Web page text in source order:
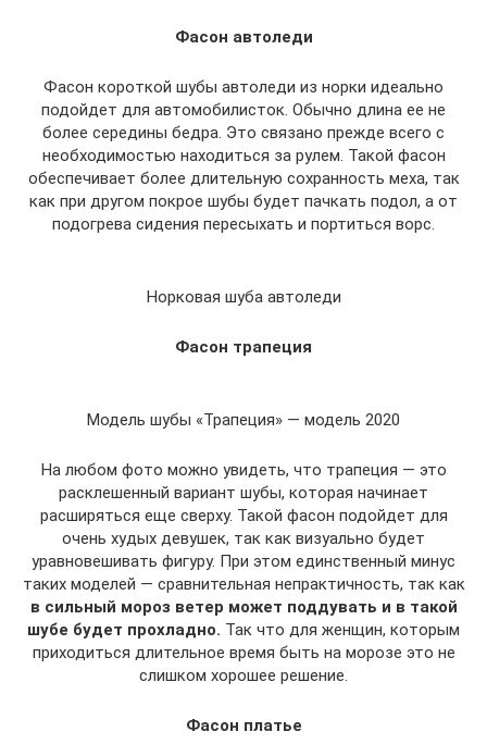
Фасон автоледи
Фасон короткой шубы автоледи из норки идеально
подойдет для автомобилисток. Обычно длина ее не
более середины бедра. Это связано прежде всего с
необходимостью находиться за рулем. Такой фасон
обеспечивает более длительную сохранность меха, так
как при другом покрое шубы будет пачкать подол, а от
подогрева сидения пересыхать и портиться ворс.
Норковая шуба автоледи
Фасон трапеция
Модель шубы «Трапеция» — модель 2020
На любом фото можно увидеть, что трапеция — это
расклешенный вариант шубы, которая начинает
расширяться еще сверху. Такой фасон подойдет для
очень худых девушек, так как визуально будет
уравновешивать фигуру. При этом единственный минус
таких моделей — сравнительная непрактичность, так как
в сильный мороз ветер может поддувать и в такой
шубе будет прохладно. Так что для женщин, которым
приходиться длительное время быть на морозе это не
слишком хорошее решение.
Фасон платье